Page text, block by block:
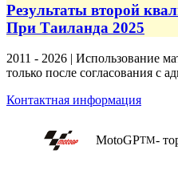
Результаты второй
При Таиланда 2025
2011 - 2026 | Использование
только после согласования с
Контактная информация
MotoGPTM-